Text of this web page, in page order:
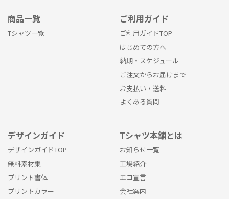
商品一覧
Tシャツ一覧
ご利用ガイド
ご利用ガイドTOP
はじめての方へ
納期・スケジュール
ご注文からお届けまで
お支払い・送料
よくある質問
デザインガイド
デザインガイドTOP
無料素材集
プリント書体
プリントカラー
Tシャツ本舗とは
お知らせ一覧
工場紹介
エコ宣言
会社案内